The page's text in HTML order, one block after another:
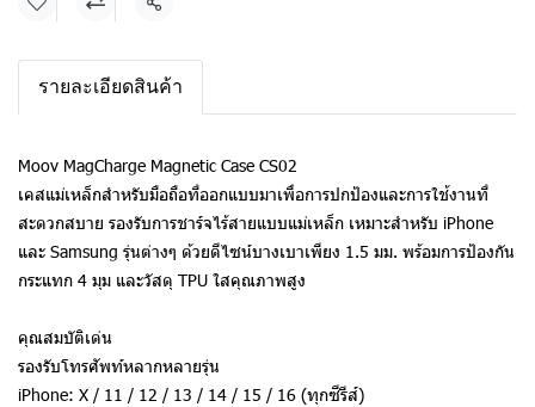
แชร์
รายละเอียดสินค้า
Moov MagCharge Magnetic Case CS02
เคสแม่เหล็กสำหรับมือถือที่ออกแบบมาเพื่อการปกป้องและการใช้งานที่
สะดวกสบาย รองรับการชาร์จไร้สายแบบแม่เหล็ก เหมาะสำหรับ iPhone
และ Samsung รุ่นต่างๆ ด้วยดีไซน์บางเบาเพียง 1.5 มม. พร้อมการป้องกัน
กระแทก 4 มุม และวัสดุ TPU ใสคุณภาพสูง
คุณสมบัติเด่น
รองรับโทรศัพท์หลากหลายรุ่น
iPhone: X / 11 / 12 / 13 / 14 / 15 / 16 (ทุกซีรีส์)